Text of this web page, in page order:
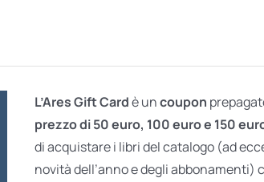
L’Ares Gift Cardè uncoupon
prezzo di 50 euro, 100 euro e 150
di acquistare i libri del catalogo (ad
novità dell’anno e degli abbonamenti)